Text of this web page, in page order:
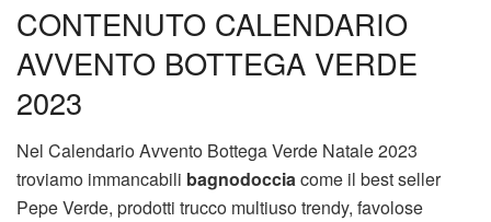
CONTENUTO CALENDARIO
AVVENTO BOTTEGA VERDE
2023
Nel Calendario Avvento Bottega Verde Natale 2023
troviamo immancabili bagnodocciacome il best seller
Pepe Verde, prodotti trucco multiuso trendy, favolose